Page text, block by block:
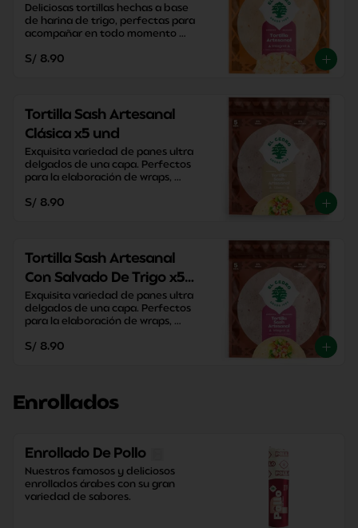
Deliciosas tortillas hechas a base
de harina de trigo, perfectas para
acompañar en todo momento
versatilidad y practicidad.
S/ 8.90
Tortilla Sash Artesanal
Clásica x5 und
Exquisita variedad de panes ultra
delgados de una capa. Perfectos
para la elaboración de wraps,
S/ 8.90
Tortilla Sash Artesanal
Con Salvado De Trigo x5
und
Exquisita variedad de panes ultra
delgados de una capa. Perfectos
para la elaboración de wraps,
S/ 8.90
Enrollados
Enrollado De Pollo
Nuestros famosos y deliciosos
enrollados árabes con su gran
variedad de sabores.